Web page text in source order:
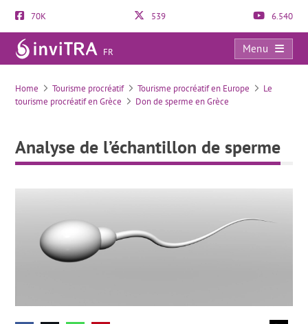
70K 539 6.540
FR
Menu
Analyse de l’échantillon de sperme
Home Tourisme procréatif Tourisme procréatif en Europe
Le
tourisme procréatif en Grèce
Don de sperme en Grèce
Analyse de l’échantillon de sperme